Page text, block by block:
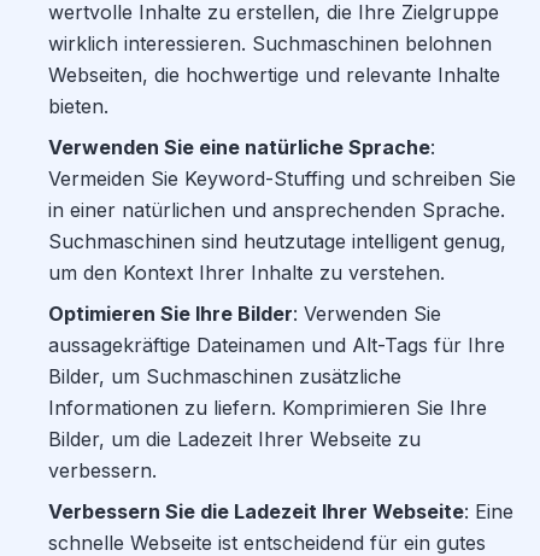
wertvolle Inhalte zu erstellen, die Ihre Zielgruppe
wirklich interessieren. Suchmaschinen belohnen
Webseiten, die hochwertige und relevante Inhalte
bieten.
Verwenden Sie eine natürliche Sprache:
Vermeiden Sie Keyword-Stuffing und schreiben Sie
in einer natürlichen und ansprechenden Sprache.
Suchmaschinen sind heutzutage intelligent genug,
um den Kontext Ihrer Inhalte zu verstehen.
Optimieren Sie Ihre Bilder: Verwenden Sie
aussagekräftige Dateinamen und Alt-Tags für Ihre
Bilder, um Suchmaschinen zusätzliche
Informationen zu liefern. Komprimieren Sie Ihre
Bilder, um die Ladezeit Ihrer Webseite zu
verbessern.
Verbessern Sie die Ladezeit Ihrer Webseite: Eine
schnelle Webseite ist entscheidend für ein gutes